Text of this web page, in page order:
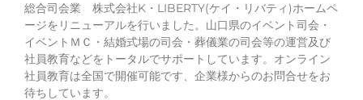
総合司会業 株式会社K・LIBERTY(ケイ・リバティ)ホームペ
ージをリニューアルを行いました。山口県のイベント司会・
イベントＭＣ・結婚式場の司会・葬儀業の司会等の運営及び
社員教育などをトータルでサポートしています。オンライン
社員教育は全国で開催可能です、企業様からのお問合せをお
待ちしています。